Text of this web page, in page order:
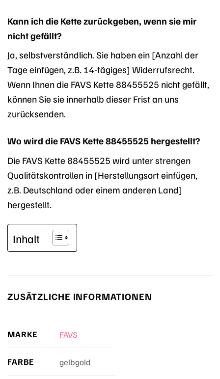
Kann ich die Kette zurückgeben, wenn sie mir
nicht gefällt?
Ja, selbstverständlich. Sie haben ein [Anzahl der
Tage einfügen, z.B. 14-tägiges] Widerrufsrecht.
Wenn Ihnen die FAVS Kette 88455525 nicht gefällt,
können Sie sie innerhalb dieser Frist an uns
zurücksenden.
Wo wird die FAVS Kette 88455525 hergestellt?
Die FAVS Kette 88455525 wird unter strengen
Qualitätskontrollen in [Herstellungsort einfügen,
z.B. Deutschland oder einem anderen Land]
hergestellt.
Inhalt
ZUSÄTZLICHE INFORMATIONEN
MARKE FAVS
FARBE gelbgold